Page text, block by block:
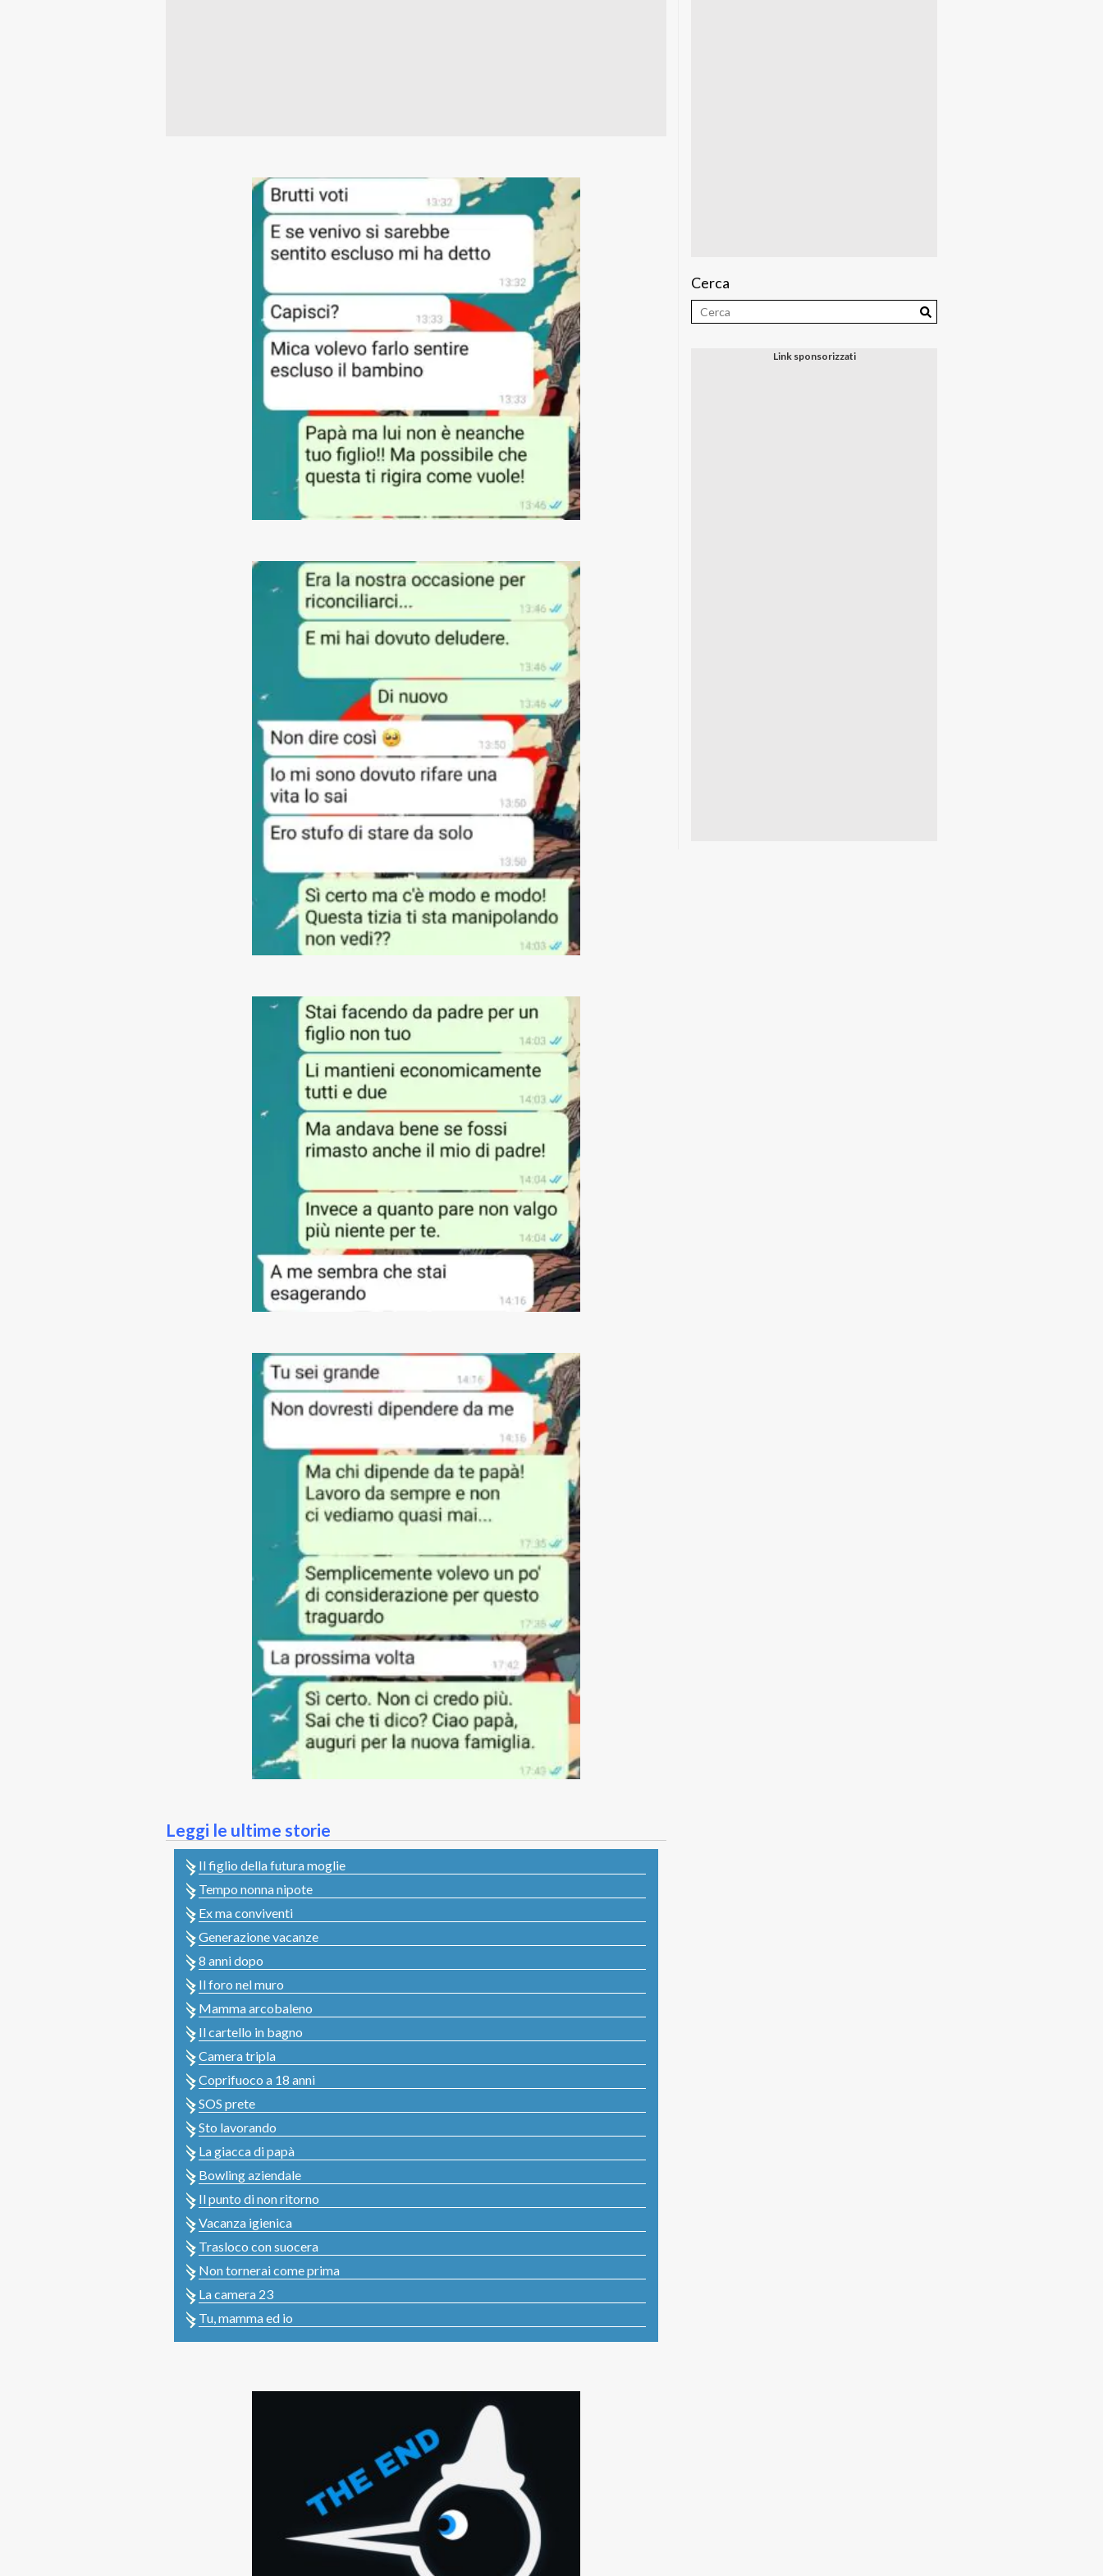
Leggi le ultime storie
Il figlio della futura moglie
Tempo nonna nipote
Ex ma conviventi
Generazione vacanze
8 anni dopo
Il foro nel muro
Mamma arcobaleno
Il cartello in bagno
Camera tripla
Coprifuoco a 18 anni
SOS prete
Sto lavorando
La giacca di papà
Bowling aziendale
Il punto di non ritorno
Vacanza igienica
Trasloco con suocera
Non tornerai come prima
La camera 23
Tu, mamma ed io
Cerca